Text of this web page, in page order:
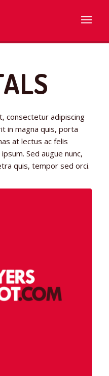
consectetur adipiscing
in magna quis, porta
at lectus ac felis
Sed augue nunc,
quis, tempor sed orci.